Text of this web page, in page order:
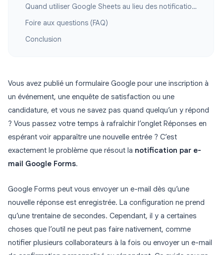
Quand utiliser Google Sheets au lieu des notifications par e-mail
Foire aux questions (FAQ)
Conclusion
Vous avez publié un formulaire Google pour une inscription à
un événement, une enquête de satisfaction ou une
candidature, et vous ne savez pas quand quelqu’un y répond
? Vous passez votre temps à rafraîchir l’onglet Réponses en
espérant voir apparaître une nouvelle entrée ? C’est
exactement le problème que résout la notification par e-
mail Google Forms.
Google Forms peut vous envoyer un e-mail dès qu’une
nouvelle réponse est enregistrée. La configuration ne prend
qu’une trentaine de secondes. Cependant, il y a certaines
choses que l’outil ne peut pas faire nativement, comme
notifier plusieurs collaborateurs à la fois ou envoyer un e-mail